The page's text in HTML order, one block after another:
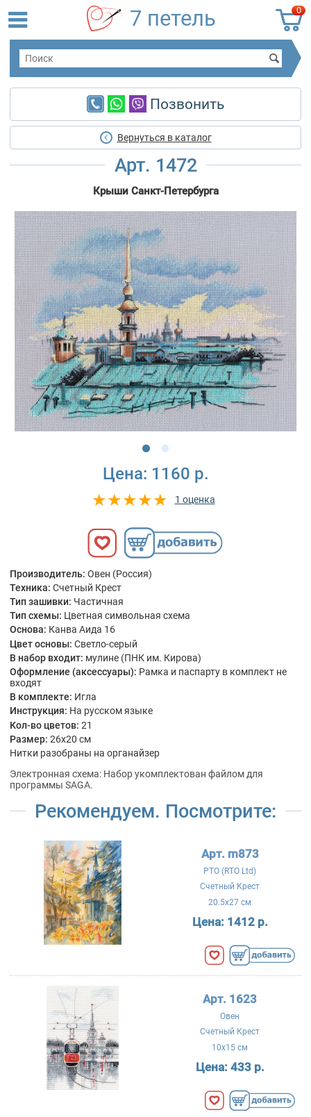
0
7 петель
Позвонить
Вернуться в каталог
Арт. 1472
Крыши Санкт-Петербурга
Цена: 1160 р.
1 оценка
Производитель: Овен (Россия)
Техника: Счетный Крест
Тип зашивки: Частичная
Тип схемы: Цветная символьная схема
Основа: Канва Аида 16
Цвет основы: Светло-серый
В набор входит: мулине (ПНК им. Кирова)
Оформление (аксессуары): Рамка и паспарту в комплект не
входят
В комплекте: Игла
Инструкция: На русском языке
Кол-во цветов: 21
Размер: 26x20 см
Нитки разобраны на органайзер
Электронная схема: Набор укомплектован файлом для
программы SAGA.
Рекомендуем. Посмотрите:
Арт. m873
РТО (RTO Ltd)
Счетный Крест
20.5x27 см
Цена: 1412 р.
Арт. 1623
Овен
Счетный Крест
10x15 см
Цена: 433 р.